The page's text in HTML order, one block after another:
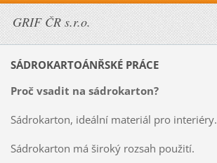
GRIF ČR s.r.o.
SÁDROKARTOÁNŘSKÉ PRÁCE
Proč vsadit na sádrokarton?
Sádrokarton, ideální materiál pro interiéry.
Sádrokarton má široký rozsah použití.